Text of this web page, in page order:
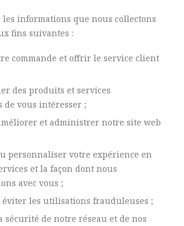
informations que nous collectons
fins suivantes :
commande et offrir le service client
des produits et services
de vous intéresser ;
et administrer notre site web
personnaliser votre expérience en
et la façon dont nous
avec vous ;
les utilisations frauduleuses ;
sécurité de notre réseau et de nos